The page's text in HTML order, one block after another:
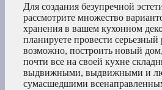
Для создания безупречной
рассмотрите множество
хранения в вашем кухонном
планируете провести
возможно, построить новый
почти все на своей кухне
выдвижными, выдвижными и
сумасшедшими